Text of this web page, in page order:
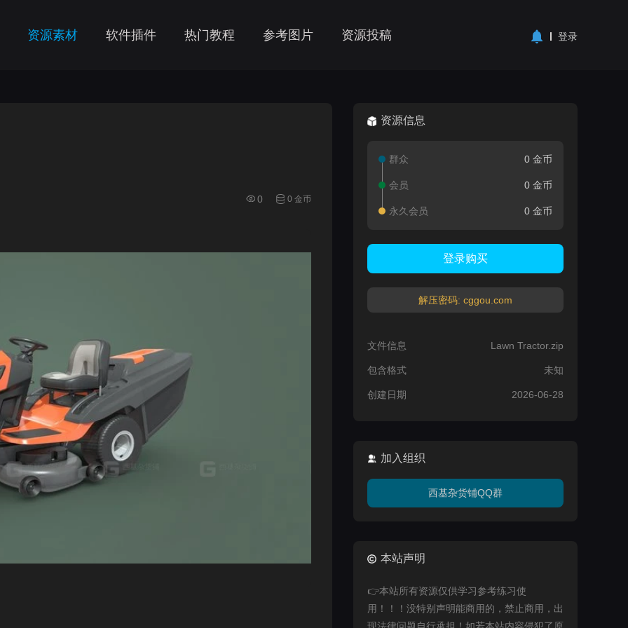
资源素材 软件插件 热门教程 参考图片 资源投稿 登录
0 0 金币
资源信息
群众 0 金币
会员 0 金币
永久会员 0 金币
登录购买
解压密码: cggou.com
文件信息 Lawn Tractor.zip
包含格式 未知
创建日期 2026-06-28
加入组织
西基杂货铺QQ群
本站声明
👉本站所有资源仅供学习参考练习使
用！！！没特别声明能商用的，禁止商用，出